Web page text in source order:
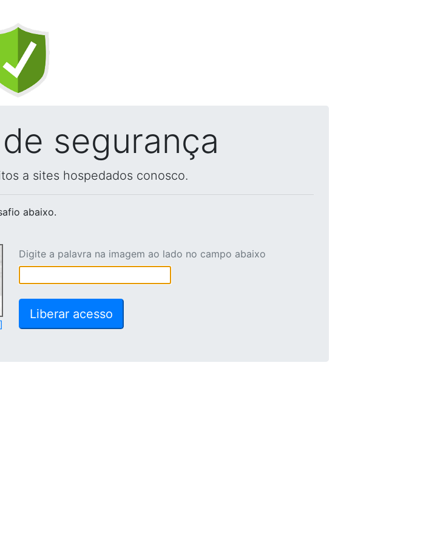
segurança
a sites hospedados conosco.
abaixo.
Digite a palavra na imagem ao lado no campo abaixo